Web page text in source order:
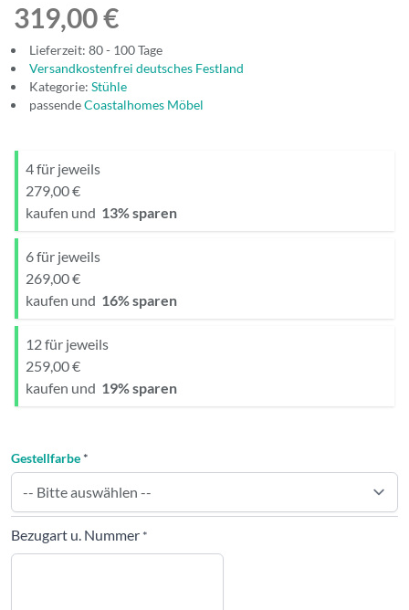
319,00 €
Lieferzeit: 80 - 100 Tage
Versandkostenfrei deutsches Festland
Kategorie: Stühle
passendeCoastalhomes Möbel
4 für jeweils
279,00 €
kaufen und 13% sparen
6 für jeweils
269,00 €
kaufen und 16% sparen
12 für jeweils
259,00 €
kaufen und 19% sparen
Gestellfarbe *
Bezugart u. Nummer *